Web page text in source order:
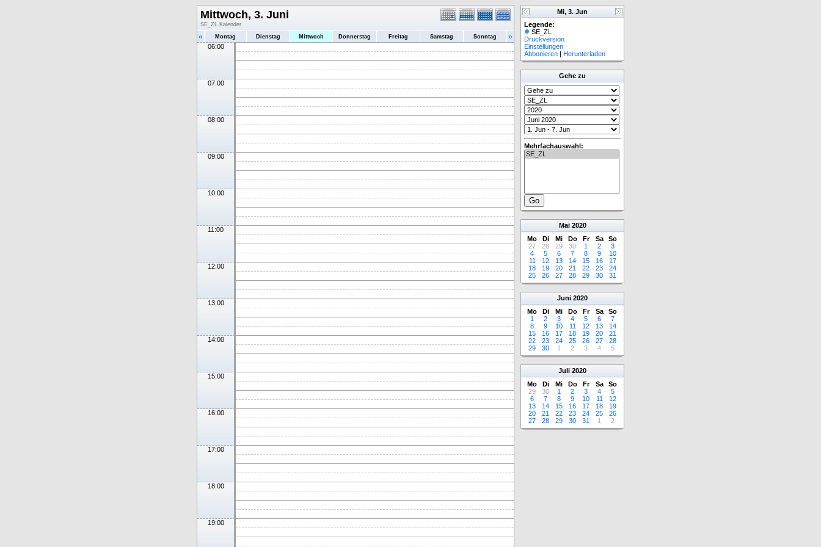
Mittwoch, 3. Juni
SE_ZL Kalender
« Montag Dienstag Mittwoch Donnerstag Freitag Samstag Sonntag »
06:00
07:00
08:00
09:00
10:00
11:00
12:00
13:00
14:00
15:00
16:00
17:00
18:00
19:00
Mi, 3. Jun
Legende:
SE_ZL
Druckversion
Einstellungen
Abbonieren | Herunterladen
Gehe zu
Mehrfachauswahl:
Mai 2020
Mo
Di Mi Do Fr Sa
So
27
28 29 30 1 2
3
4
5 6 7 8 9
10
11
12 13 14 15 16
17
18
19 20 21 22 23
24
25
26 27 28 29 30 31
Juni 2020
Mo
Di Mi Do Fr Sa
So
1
2 3 4 5 6
7
8
9 10 11 12 13
14
15
16 17 18 19 20
21
22
23 24 25 26 27
28
29
30 1 2 3 4 5
Juli 2020
Mo
Di Mi Do Fr Sa
So
29
30 1 2 3 4
5
6
7 8 9 10 11
12
13
14 15 16 17 18
19
20
21 22 23 24 25
26
27
28 29 30 31 1 2